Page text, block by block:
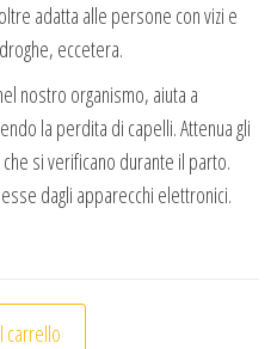
adatta alle persone con vizi e
eccetera.
nostro organismo, aiuta a
la perdita di capelli. Attenua gli
si verificano durante il parto.
dagli apparecchi elettronici.
(1pc) quantità
carrello